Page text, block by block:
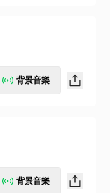
背景音樂
背景音樂